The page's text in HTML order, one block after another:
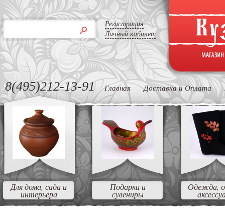
Регистрация
Личный кабинет
8(495)212-13-91 Главная Доставка и Оплата
Для дома, сада и
интерьера
Подарки и
сувениры
Одежда,